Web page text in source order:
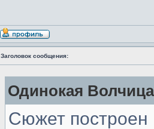
Заголовок сообщения:
Одинокая
Сюжет построен